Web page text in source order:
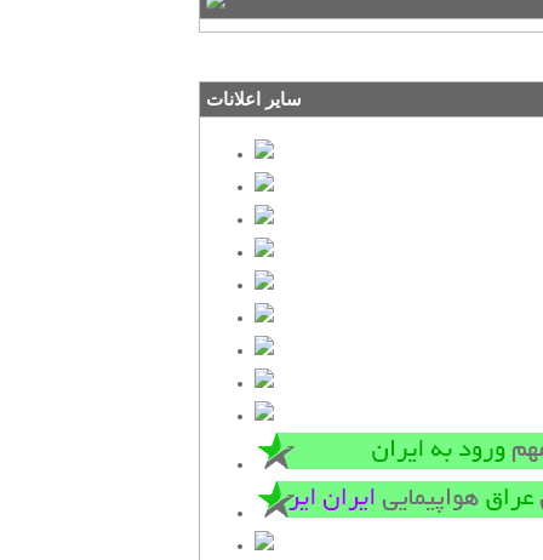
سایر اعلانات